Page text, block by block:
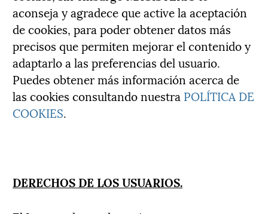
aconseja y agradece que active la aceptación
de cookies, para poder obtener datos más
precisos que permiten mejorar el contenido y
adaptarlo a las preferencias del usuario.
Puedes obtener más información acerca de
las cookies consultando nuestra POLÍTICA DE
COOKIES.
DERECHOS DE LOS USUARIOS.